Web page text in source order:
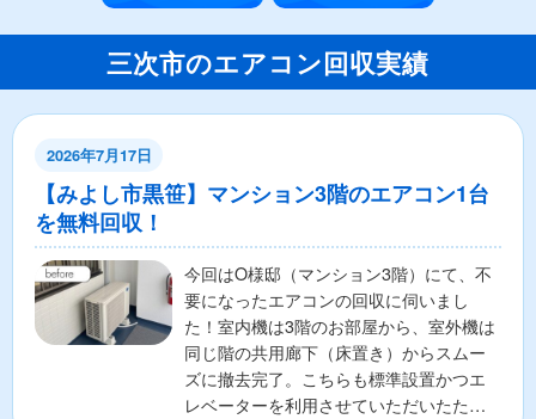
三次市のエアコン回収実績
2026年7月17日
【みよし市黒笹】マンション3階のエアコン1台
を無料回収！
今回はO様邸（マンション3階）にて、不
要になったエアコンの回収に伺いまし
た！室内機は3階のお部屋から、室外機は
同じ階の共用廊下（床置き）からスムー
ズに撤去完了。こちらも標準設置かつエ
レベーターを利用させていただいたた